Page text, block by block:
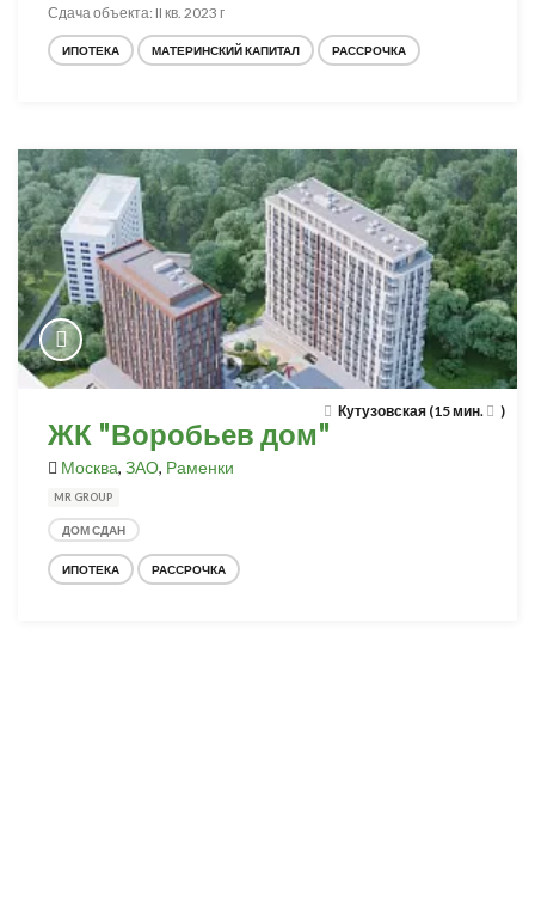
Сдача объекта: II кв. 2023 г
ИПОТЕКА МАТЕРИНСКИЙ КАПИТАЛ РАССРОЧКА
Кутузовская (15 мин. )
ЖК "Воробьев дом"
Москва, ЗАО, Раменки
MR GROUP
ДОМ СДАН
ИПОТЕКА РАССРОЧКА